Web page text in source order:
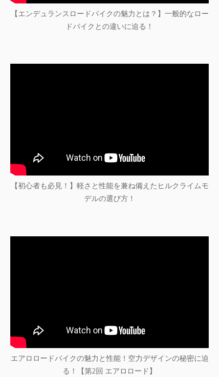
【エンデュランスロードバイクの魅力とは？】一般的なロー
ドバイクとの違いに迫る！
【初心者も必見！】軽さと性能を兼ね備えたヒルクライムモ
デルの選び方！
エアロロードバイクの魅力と性能！空力デザインの秘密に迫
る！【第2回 エアロロード】